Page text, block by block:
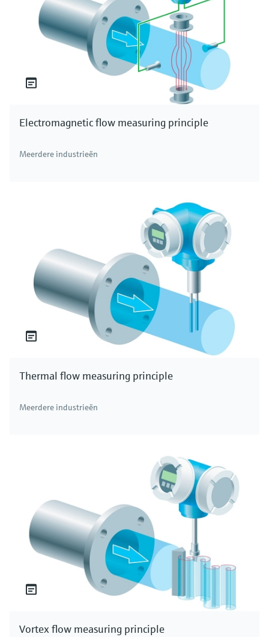
Electromagnetic flow measuring principle
Meerdere industrieën
Thermal flow measuring principle
Meerdere industrieën
Vortex flow measuring principle